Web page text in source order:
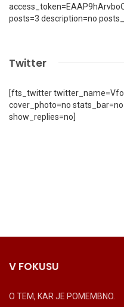
posts=3 description=no
Twitter
[fts_twitter
cover_photo=no
show_replies=no]
V FOKUSU
O TEM, KAR JE POMEMBNO.